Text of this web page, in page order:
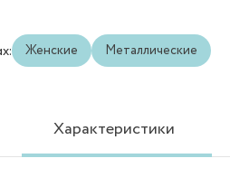
Женские Металлические
Характеристики